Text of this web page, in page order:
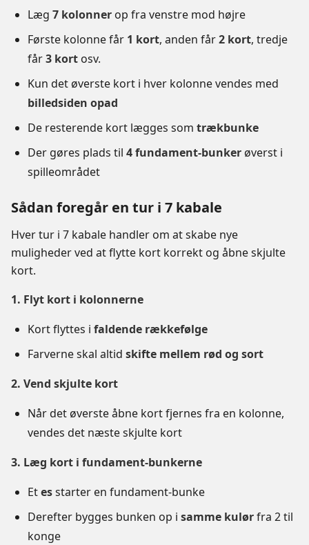
Læg 7 kolonner op fra venstre mod højre
Første kolonne får 1 kort, anden får2 kort, tredje
får3 kort osv.
Kun det øverste kort i hver kolonne vendes med
billedsiden opad
De resterende kort lægges som trækbunke
Der gøres plads til 4 fundament-bunker øverst i
spilleområdet
Sådan foregår en tur i 7 kabale
Hver tur i 7 kabale handler om at skabe nye
muligheder ved at flytte kort korrekt og åbne skjulte
kort.
1. Flyt kort i kolonnerne
Kort flyttes i faldende rækkefølge
Farverne skal altid skifte mellem rød og sort
2. Vend skjulte kort
Når det øverste åbne kort fjernes fra en kolonne,
vendes det næste skjulte kort
3. Læg kort i fundament-bunkerne
Etesstarter en fundament-bunke
Derefter bygges bunken op i samme kulørfra 2 til
konge